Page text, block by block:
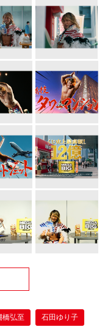
橋弘至 石田ゆり子